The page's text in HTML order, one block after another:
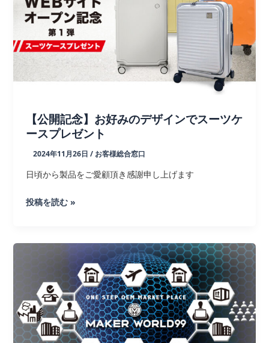
年】
ボ
ト
ル・
ン
ラ
ー
【公開記念】お好みのデザインでスーツケ
ースプレゼント
2024年11月26日 / お客様総合窓口
日頃から製品をご愛顧頂き感謝申し上げます
【公
念】
み
の
デ
ザ
投稿を読む »